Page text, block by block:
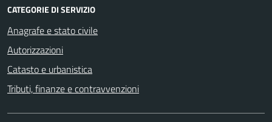
CATEGORIE DI SERVIZIO
Anagrafe e stato civile
Autorizzazioni
Catasto e urbanistica
Tributi, finanze e contravvenzioni